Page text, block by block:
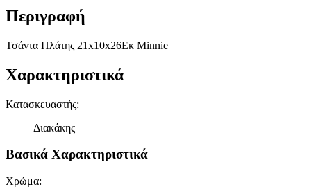
Περιγραφή
Τσάντα Πλάτης 21x10x26Εκ Minnie
Χαρακτηριστικά
Κατασκευαστής:
Διακάκης
Βασικά Χαρακτηριστικά
Χρώμα: